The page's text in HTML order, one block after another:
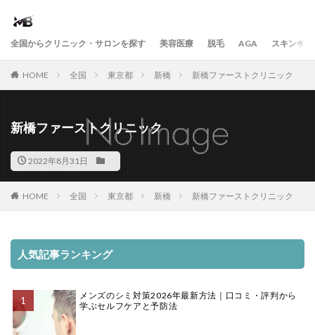
全国からクリニック・サロンを探す 美容医療 脱毛 AGA スキンケア
HOME 全国 東京都 新橋 新橋ファーストクリニック
新橋ファーストクリニック
2022年8月31日
HOME 全国 東京都 新橋 新橋ファーストクリニック
人気記事ランキング
メンズのシミ対策2026年最新方法｜口コミ・評判から
学ぶセルフケアと予防法